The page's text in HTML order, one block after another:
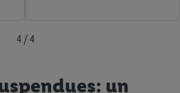
4 / 4
un